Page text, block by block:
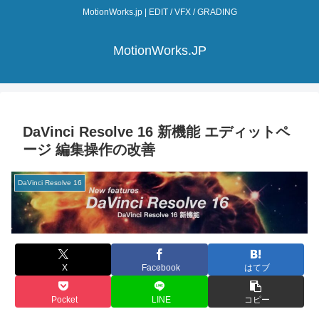
MotionWorks.jp | EDIT / VFX / GRADING
MotionWorks.JP
DaVinci Resolve 16 新機能 エディットペ
ージ 編集操作の改善
DaVinci Resolve 16
X Facebook はてブ
Pocket LINE コピー